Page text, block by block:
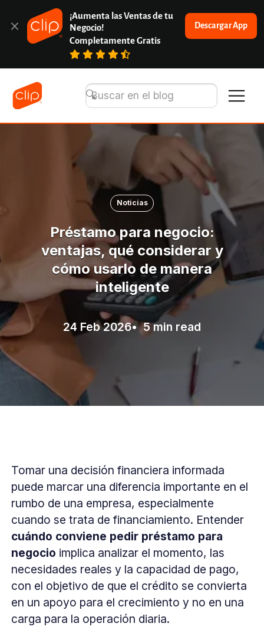
¡Aumenta las Ventas de tu
Negocio!
Completamente Gratis
Descargar App
Noticias
Préstamo para negocio:
ventajas, qué considerar y
cómo usarlo de manera
inteligente
24 Feb 2026• 5 min read
Tomar una decisión financiera informada
puede marcar una diferencia importante en el
rumbo de una empresa, especialmente
cuando se trata de financiamiento. Entender
cuándo conviene pedir préstamo para
negocio implica analizar el momento, las
necesidades reales y la capacidad de pago,
con el objetivo de que el crédito se convierta
en un apoyo para el crecimiento y no en una
carga para la operación diaria.